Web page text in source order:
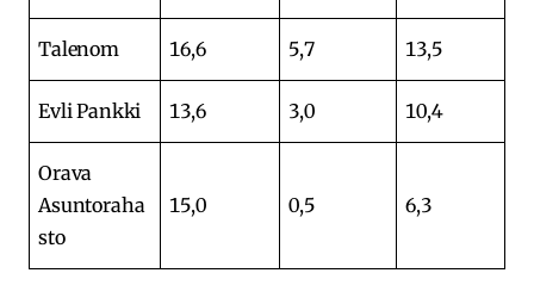
Talenom 16,6 5,7 13,5
Evli Pankki 13,6 3,0 10,4
Orava
Asuntoraha
sto
15,0 0,5 6,3